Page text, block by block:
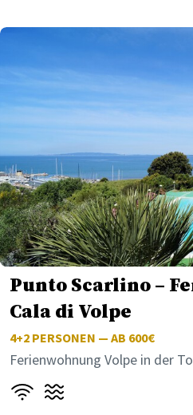
Punto Scarlino –
Cala di Volpe
4+2 PERSONEN — AB 600€
Ferienwohnung Volpe in der